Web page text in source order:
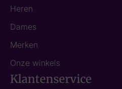
Heren
Dames
Merken
Onze winkels
Klantenservice